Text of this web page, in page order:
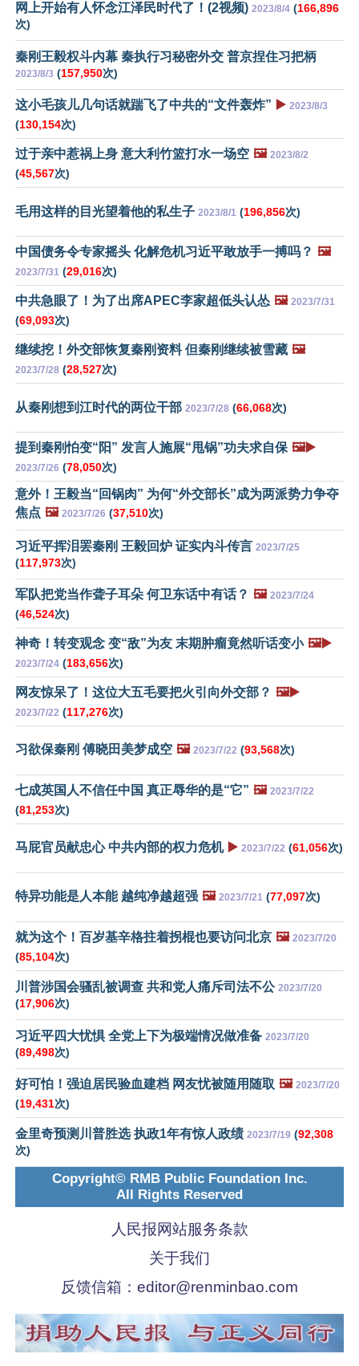
网上开始有人怀念江泽民时代了！(2视频) 2023/8/4 (166,896
次)
秦刚王毅权斗内幕 秦执行习秘密外交 普京捏住习把柄
2023/8/3 (157,950次)
这小毛孩儿几句话就踹飞了中共的“文件轰炸” ▶️ 2023/8/3
(130,154次)
过于亲中惹祸上身 意大利竹篮打水一场空 🖼️ 2023/8/2
(45,567次)
毛用这样的目光望着他的私生子 2023/8/1 (196,856次)
中国债务令专家摇头 化解危机习近平敢放手一搏吗？ 🖼️
2023/7/31 (29,016次)
中共急眼了！为了出席APEC李家超低头认怂 🖼️ 2023/7/31
(69,093次)
继续挖！外交部恢复秦刚资料 但秦刚继续被雪藏 🖼️
2023/7/28 (28,527次)
从秦刚想到江时代的两位干部 2023/7/28 (66,068次)
提到秦刚怕变“阳” 发言人施展“甩锅”功夫求自保 🖼️▶️
2023/7/26 (78,050次)
意外！王毅当“回锅肉” 为何“外交部长”成为两派势力争夺
焦点 🖼️ 2023/7/26 (37,510次)
习近平挥泪罢秦刚 王毅回炉 证实内斗传言 2023/7/25
(117,973次)
军队把党当作聋子耳朵 何卫东话中有话？ 🖼️ 2023/7/24
(46,524次)
神奇！转变观念 变“敌”为友 末期肿瘤竟然听话变小 🖼️▶️
2023/7/24 (183,656次)
网友惊呆了！这位大五毛要把火引向外交部？ 🖼️▶️
2023/7/22 (117,276次)
习欲保秦刚 傅晓田美梦成空 🖼️ 2023/7/22 (93,568次)
七成英国人不信任中国 真正辱华的是“它” 🖼️ 2023/7/22
(81,253次)
马屁官员献忠心 中共内部的权力危机 ▶️ 2023/7/22 (61,056次)
特异功能是人本能 越纯净越超强 🖼️ 2023/7/21 (77,097次)
就为这个！百岁基辛格拄着拐棍也要访问北京 🖼️ 2023/7/20
(85,104次)
川普涉国会骚乱被调查 共和党人痛斥司法不公 2023/7/20
(17,906次)
习近平四大忧惧 全党上下为极端情况做准备 2023/7/20
(89,498次)
好可怕！强迫居民验血建档 网友忧被随用随取 🖼️ 2023/7/20
(19,431次)
金里奇预测川普胜选 执政1年有惊人政绩 2023/7/19 (92,308
次)
Copyright© RMB Public Foundation Inc.
All Rights Reserved
人民报网站服务条款
关于我们
反馈信箱： editor@renminbao.com